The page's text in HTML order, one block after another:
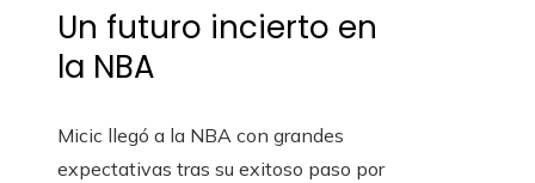
Un futuro incierto en
la NBA
Micic llegó a la NBA con grandes
expectativas tras su exitoso paso por